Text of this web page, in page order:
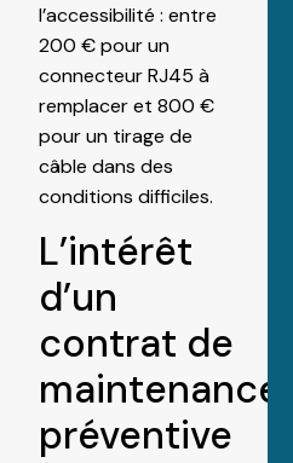
l’accessibilité : entre
200 € pour un
connecteur RJ45 à
remplacer et 800 €
pour un tirage de
câble dans des
conditions difficiles.
L’intérêt
d’un
contrat de
maintenance
préventive